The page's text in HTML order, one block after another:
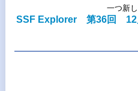
一つ新
SSF Explorer 第36回 12